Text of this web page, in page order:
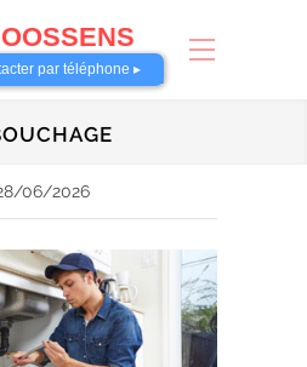
58 62 32
par téléphone ▸
06/2026